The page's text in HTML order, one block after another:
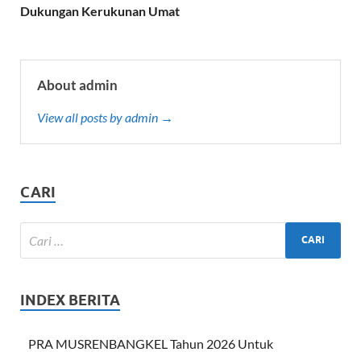
Dukungan Kerukunan Umat
About admin
View all posts by admin →
CARI
INDEX BERITA
PRA MUSRENBANGKEL Tahun 2026 Untuk